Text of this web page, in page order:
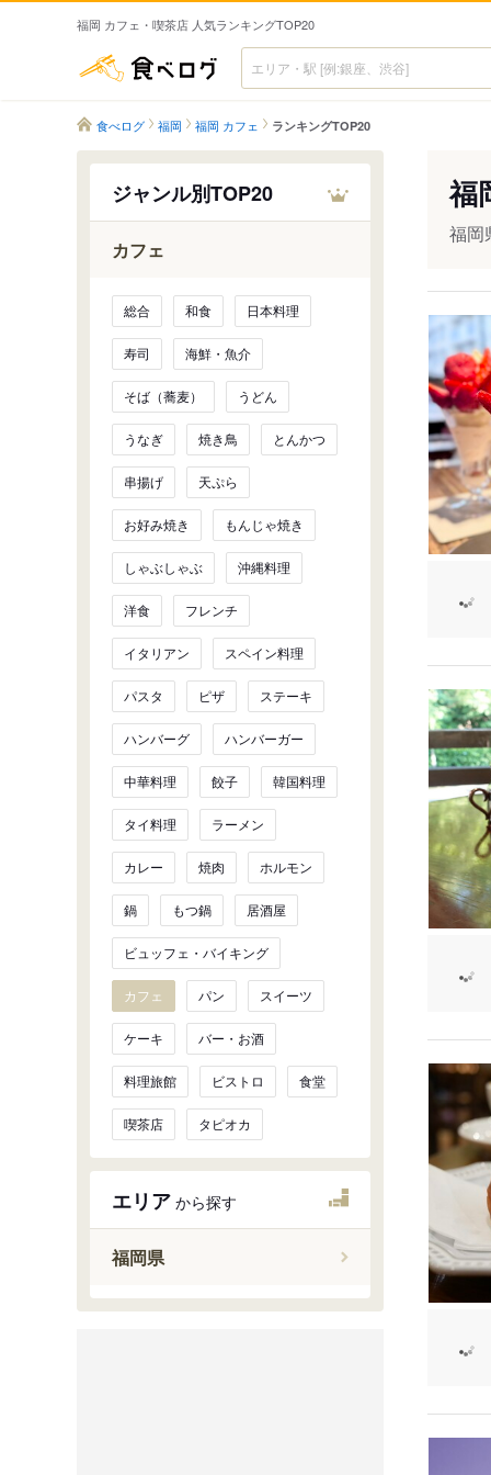
福岡 カフェ・喫茶店 人気ランキングTOP20
食べログ
食べログ 福岡 福岡 カフェ ランキングTOP20
ジャンル別TOP20
カフェ
総合 和食 日本料理
寿司 海鮮・魚介
そば（蕎麦） うどん
うなぎ 焼き鳥 とんかつ
串揚げ 天ぷら
お好み焼き もんじゃ焼き
しゃぶしゃぶ 沖縄料理
洋食 フレンチ
イタリアン スペイン料理
パスタ ピザ ステーキ
ハンバーグ ハンバーガー
中華料理 餃子 韓国料理
タイ料理 ラーメン
カレー 焼肉 ホルモン
鍋 もつ鍋 居酒屋
ビュッフェ・バイキング
カフェ パン スイーツ
ケーキ バー・お酒
料理旅館 ビストロ 食堂
喫茶店 タピオカ
エリア から探す
福岡県
太宰府
北九州市
筑豊
福
福岡